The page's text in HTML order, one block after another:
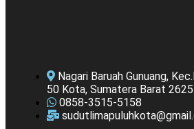
Nagari Baruah Gunuang,
50 Kota, Sumatera Barat
0858-3515-5158